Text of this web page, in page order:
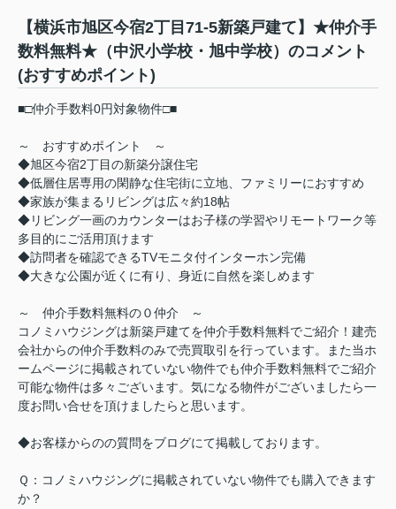
【横浜市旭区今宿2丁目71-5新築戸建て】★仲介手
数料無料★（中沢小学校・旭中学校）のコメント
(おすすめポイント)
■□仲介手数料0円対象物件□■
～ おすすめポイント ～
◆旭区今宿2丁目の新築分譲住宅
◆低層住居専用の閑静な住宅街に立地、ファミリーにおすすめ
◆家族が集まるリビングは広々約18帖
◆リビング一画のカウンターはお子様の学習やリモートワーク等
多目的にご活用頂けます
◆訪問者を確認できるTVモニタ付インターホン完備
◆大きな公園が近くに有り、身近に自然を楽しめます
～ 仲介手数料無料の０仲介 ～
コノミハウジングは新築戸建てを仲介手数料無料でご紹介！建売
会社からの仲介手数料のみで売買取引を行っています。また当ホ
ームページに掲載されていない物件でも仲介手数料無料でご紹介
可能な物件は多々ございます。気になる物件がございましたら一
度お問い合せを頂けましたらと思います。
◆お客様からのの質問をブログにて掲載しております。
Ｑ：コノミハウジングに掲載されていない物件でも購入できます
か？